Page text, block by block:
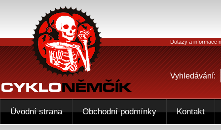
Dotazy a informace
Vyhledávání:
Úvodní strana Obchodní podmínky Kontakt